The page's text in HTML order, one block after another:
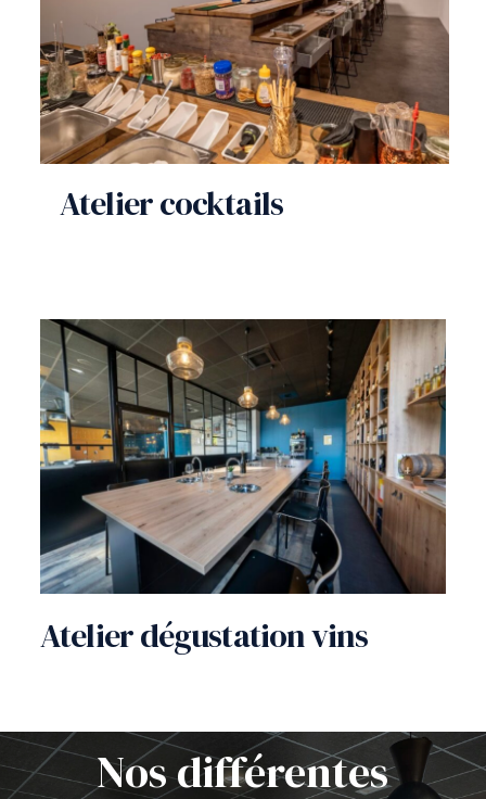
Atelier cocktails
Atelier dégustation vins
Nos différentes